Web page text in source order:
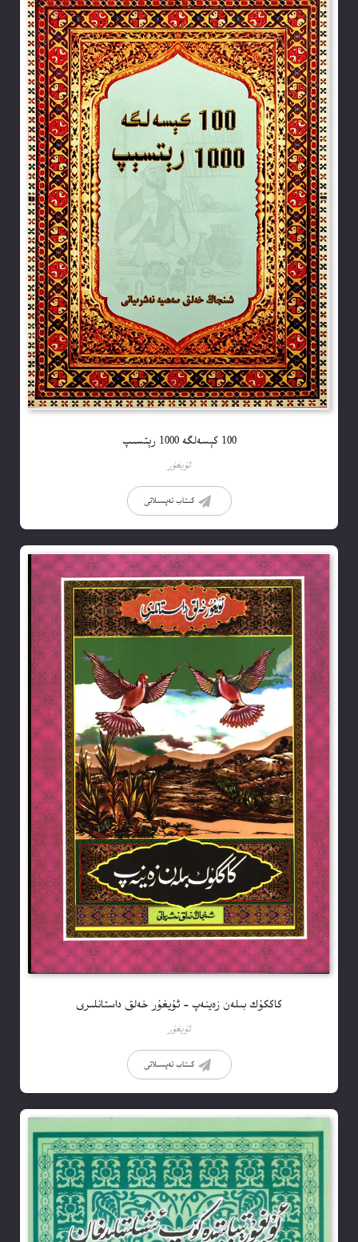
100 كېسەلگە 1000 رېتسىپ
ئۇيغۇر
كىتاب تەپسىلاتى
كاككۇك بىلەن زەينەپ – ئۇيغۇر خەلق داستانلىرى
ئۇيغۇر
كىتاب تەپسىلاتى